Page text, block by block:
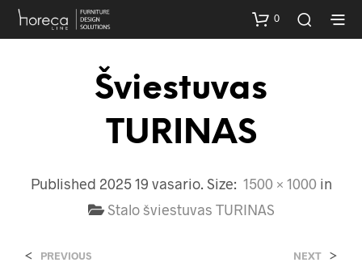
0
Šviestuvas
TURINAS
Published 2025 19 vasario. Size: 1500 × 1000 in
Stalo šviestuvas TURINAS
< PREVIOUS NEXT >